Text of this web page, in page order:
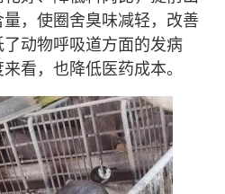
，使圈舍臭味减轻，改善
动物呼吸道方面的发病
看，也降低医药成本。